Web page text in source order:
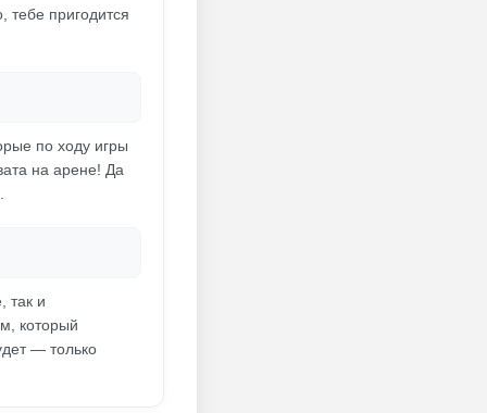
тебе пригодится
по ходу игры
на арене! Да
так и
который
— только